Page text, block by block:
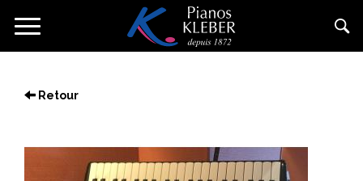
zum Navigation
Retour